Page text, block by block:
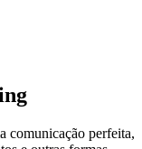
comunicação perfeita,